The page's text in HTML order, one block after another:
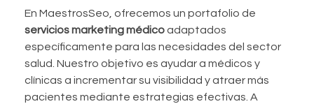
En MaestrosSeo, ofrecemos un portafolio de
servicios marketing médicoadaptados
específicamente para las necesidades del sector
salud. Nuestro objetivo es ayudar a médicos y
clínicas a incrementar su visibilidad y atraer más
pacientes mediante estrategias efectivas. A